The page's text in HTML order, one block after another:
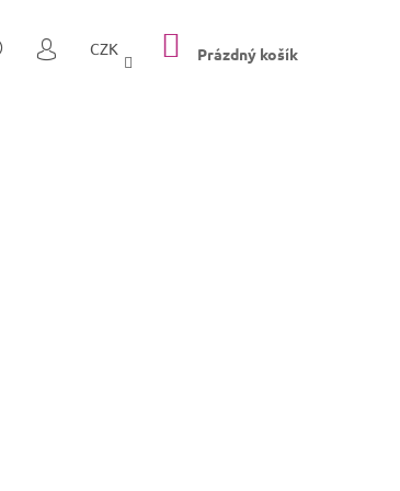
HLEDAT
PŘIHLÁŠENÍ
CZK NÁKUPNÍ
KOŠÍK
Prázdný košík